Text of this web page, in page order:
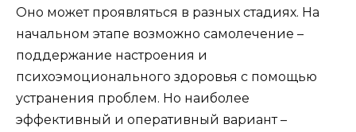
Оно может проявляться в разных стадиях. На
начальном этапе возможно самолечение –
поддержание настроения и
психоэмоционального здоровья с помощью
устранения проблем. Но наиболее
эффективный и оперативный вариант –